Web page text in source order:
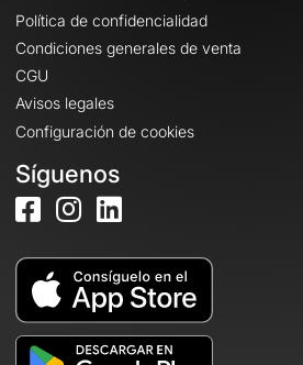
Política de confidencialidad
Condiciones generales de venta
CGU
Avisos legales
Configuración de cookies
Síguenos